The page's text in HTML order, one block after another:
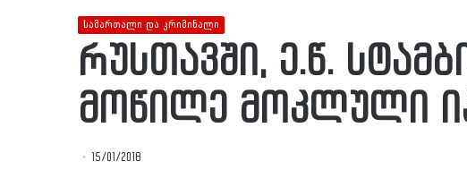
სამართალი და კრიმინალი
რუსთავში, ე.წ.
მოწილე მოკლული
15/01/2018